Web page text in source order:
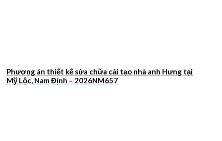
Phương án thiết kế sửa chữa cải tạo nhà anh Hưng tại
Mỹ Lộc, Nam Định – 2026NM657